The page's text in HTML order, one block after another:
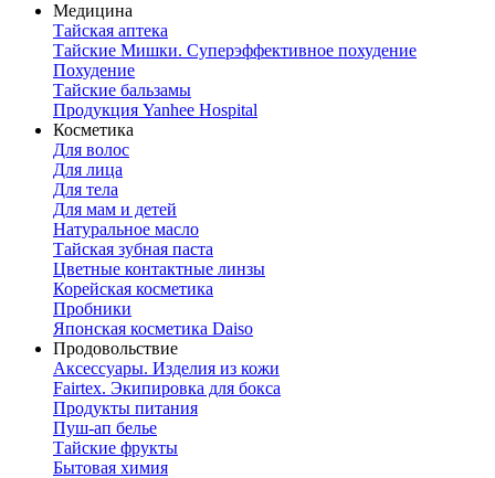
Медицина
Тайская аптека
Тайские Мишки. Суперэффективное похудение
Похудение
Тайские бальзамы
Продукция Yanhee Hospital
Косметика
Для волос
Для лица
Для тела
Для мам и детей
Натуральное масло
Тайская зубная паста
Цветные контактные линзы
Корейская косметика
Пробники
Японская косметика Daiso
Продовольствие
Аксессуары. Изделия из кожи
Fairtex. Экипировка для бокса
Продукты питания
Пуш-ап белье
Тайские фрукты
Бытовая химия